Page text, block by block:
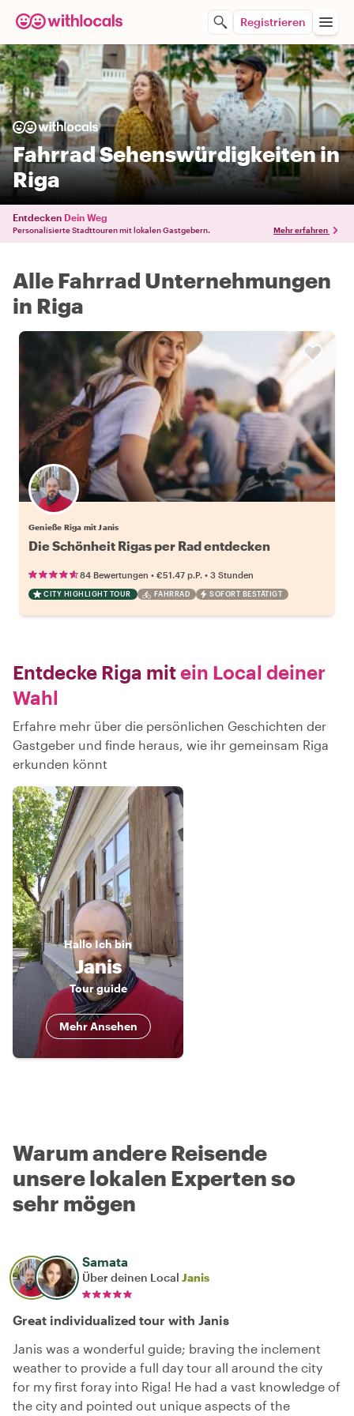
Registrieren
Fahrrad Sehenswürdigkeiten in
Riga
Entdecken Dein Weg
Personalisierte Stadttouren mit lokalen Gastgebern. Mehr erfahren
Alle Fahrrad Unternehmungen
in Riga
Genieße Riga mit Janis
Die Schönheit Rigas per Rad entdecken
84 Bewertungen • €51.47 p.P. • 3 Stunden
CITY HIGHLIGHT TOUR FAHRRAD SOFORT BESTÄTIGT
Entdecke Riga mitein Local deiner
Wahl
Erfahre mehr über die persönlichen Geschichten der
Gastgeber und finde heraus, wie ihr gemeinsam Riga
erkunden könnt
HalloIch bin
Janis
Tour guide
Mehr Ansehen
Warum andere Reisende
unsere lokalen Experten so
sehr mögen
Samata
Über deinen Local Janis
Great individualized tour with Janis
Janis was a wonderful guide; braving the inclement
weather to provide a full day tour all around the city
for my first foray into Riga! He had a vast knowledge of
the city and pointed out unique aspects of the